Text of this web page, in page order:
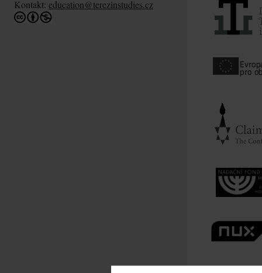
Kontakt: education@terezinstudies.cz